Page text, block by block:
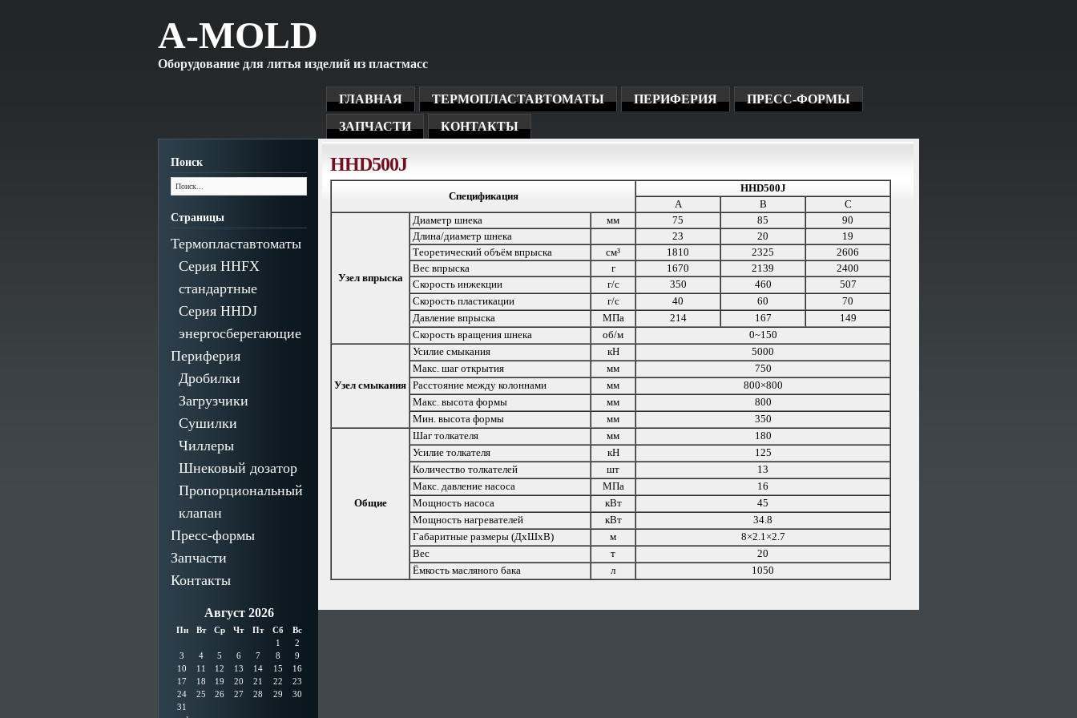
A-MOLD
Оборудование для литья изделий из пластмасс
ГЛАВНАЯ ТЕРМОПЛАСТАВТОМАТЫ ПЕРИФЕРИЯ
ПРЕСС-ФОРМЫ
ЗАПЧАСТИ
КОНТАКТЫ
Поиск
Страницы
Термопластавтоматы
Серия HHFX
стандартные
Серия HHDJ
энергосберегающие
Периферия
Дробилки
Загрузчики
Сушилки
Чиллеры
Шнековый дозатор
Пропорциональный
клапан
Пресс-формы
Запчасти
Контакты
Август 2026
Пн Вт Ср Чт Пт Сб Вс
1
2
3
4 5 6 7 8
9
10
11 12 13 14 15
16
17
18 19 20 21 22
23
24
25 26 27 28 29
30
31
HHD500J
Спецификация
HHD500J
A
B C
Узел впрыска
Диаметр шнека мм 75 85
90
Длина/диаметр шнека
23 20
19
Теоретический объём впрыска
см³ 1810 2325
2606
Вес впрыска
г 1670 2139
2400
Скорость инжекции
г/с 350 460
507
Скорость пластикации
г/с 40 60
70
Давление впрыска
МПа 214 167
149
Скорость вращения шнека
об/м 0~150
Узел смыкания
Усилие смыкания кН
5000
Макс. шаг открытия
мм
750
Расстояние между колоннами
мм
800×800
Макс. высота формы
мм
800
Мин. высота формы
мм 350
Общие
Шаг толкателя мм
180
Усилие толкателя
кН
125
Количество толкателей
шт
13
Макс. давление насоса
МПа
16
Мощность насоса
кВт
45
Мощность нагревателей
кВт
34.8
Габаритные размеры (ДхШхВ)
м
8×2.1×2.7
Вес
т
20
Ёмкость масляного бака
л 1050